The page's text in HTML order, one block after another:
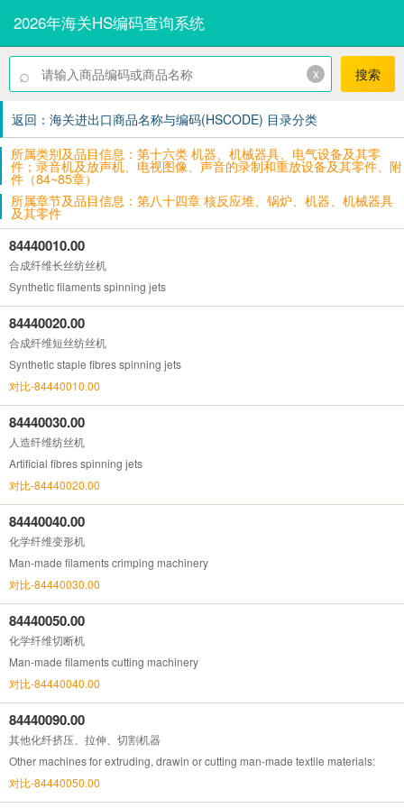
2026年海关HS编码查询系统
⌕ x 搜索
返回：海关进出口商品名称与编码(HSCODE) 目录分类
所属类别及品目信息：第十六类 机器、机械器具、电气设备及其零
件；录音机及放声机、电视图像、声音的录制和重放设备及其零件、附
件（84~85章）
所属章节及品目信息：第八十四章 核反应堆、锅炉、机器、机械器具
及其零件
84440010.00
合成纤维长丝纺丝机
Synthetic filaments spinning jets
84440020.00
合成纤维短丝纺丝机
Synthetic staple fibres spinning jets
对比-84440010.00
84440030.00
人造纤维纺丝机
Artificial fibres spinning jets
对比-84440020.00
84440040.00
化学纤维变形机
Man-made filaments crimping machinery
对比-84440030.00
84440050.00
化学纤维切断机
Man-made filaments cutting machinery
对比-84440040.00
84440090.00
其他化纤挤压、拉伸、切割机器
Other machines for extruding, drawin or cutting man-made textile materials:
对比-84440050.00